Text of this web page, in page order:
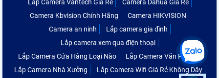
Lắp Camera Vantech Giá Rẻ
Camera Dahua Giá Rẻ
Camera Kbvision Chính Hãng
Camera HIKVISION
Camera an ninh
Lắp camera gia đình
Lắp camera xem qua điện thoại
Lắp Camera Cửa Hàng Loại Nào
Lắp Camera Văn Phòng
Lắp Camera Nhà Xưởng
Lắp Camera Wifi Giá Rẻ Không Dây